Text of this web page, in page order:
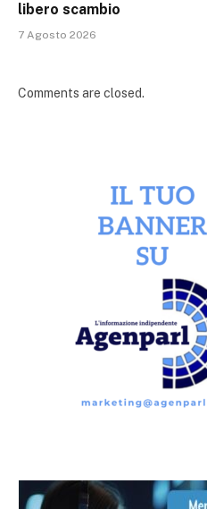
libero scambio
7 Agosto 2026
Comments are closed.